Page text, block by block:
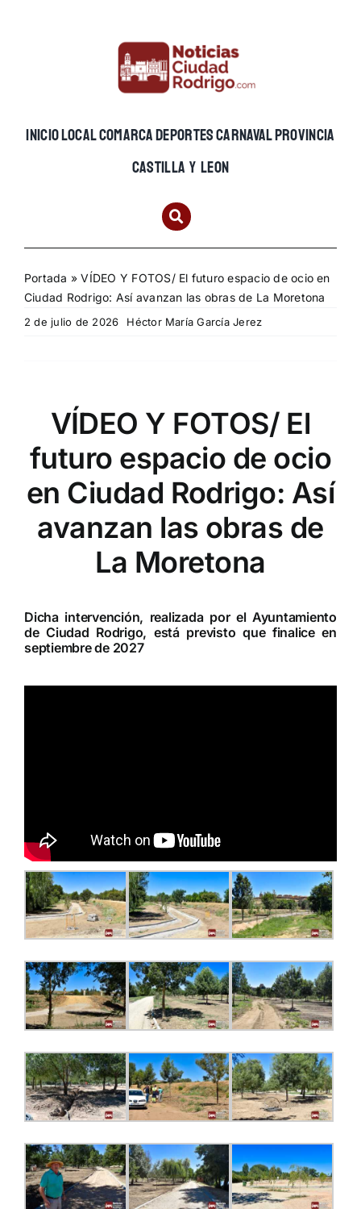
INICIOLOCALCOMARCADEPORTESCARNAVALPROVINCIA
CASTILLA Y LEON
Portada »VÍDEO Y FOTOS/ El futuro espacio de ocio en
Ciudad Rodrigo: Así avanzan las obras de La Moretona
2 de julio de 2026 Héctor María García Jerez
VÍDEO Y FOTOS/ El
futuro espacio de ocio
en Ciudad Rodrigo: Así
avanzan las obras de
La Moretona
Dicha intervención, realizada por el Ayuntamiento
de Ciudad Rodrigo, está previsto que finalice en
septiembre de 2027